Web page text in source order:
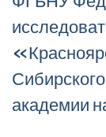
академии